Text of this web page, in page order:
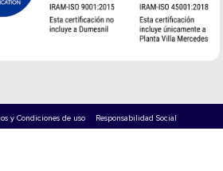
y Condiciones de uso Responsabilidad Social